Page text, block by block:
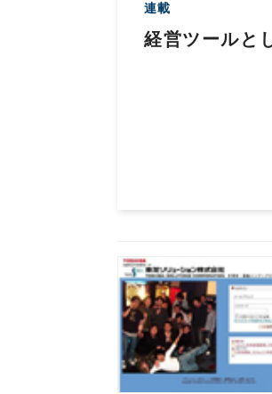
連載
経営ツールと